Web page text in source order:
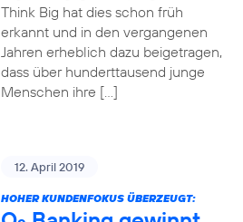
Think Big hat dies schon früh
erkannt und in den vergangenen
Jahren erheblich dazu beigetragen,
dass über hunderttausend junge
Menschen ihre […]
12. April 2019
HOHER KUNDENFOKUS ÜBERZEUGT: